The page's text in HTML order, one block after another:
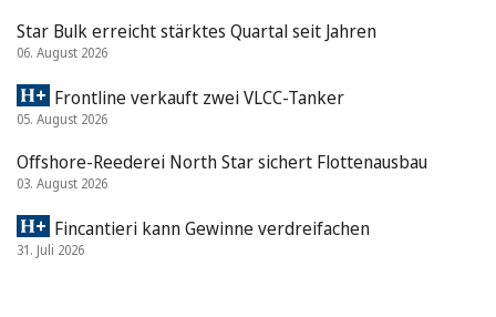
Star Bulk erreicht stärktes Quartal seit Jahren
06. August 2026
Frontline verkauft zwei VLCC-Tanker
05. August 2026
Offshore-Reederei North Star sichert Flottenausbau
03. August 2026
Fincantieri kann Gewinne verdreifachen
31. Juli 2026